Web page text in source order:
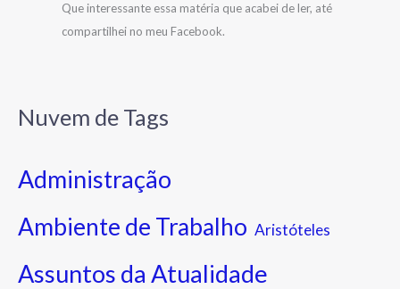
Que interessante essa matéria que acabei de ler, até
compartilhei no meu Facebook.
Nuvem de Tags
Administração
Ambiente de Trabalho Aristóteles
Assuntos da Atualidade